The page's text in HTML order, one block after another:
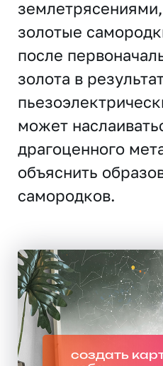
золотые
после
золота в
может
драгоценного
объяснить
самородков.
создать